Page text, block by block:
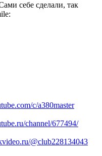
себе сделали, так
c/a380master
channel/677494/
@club228134043